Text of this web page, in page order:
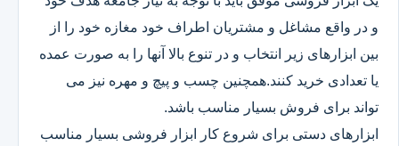
و در واقع مشاغل و مشتریان اطراف خود مغازه خود را از
بین ابزارهای زیر انتخاب و در تنوع بالا آنها را به صورت عمده
یا تعدادی خرید کنند.همچنین چسب و پیچ و مهره نیز می
تواند برای فروش بسیار مناسب باشد.
ابزارهای دستی برای شروع کار ابزار فروشی بسیار مناسب